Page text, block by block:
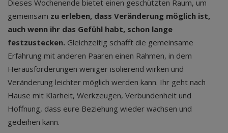
Dieses Wochenende bietet einen geschützten Raum, um
gemeinsam zu erleben, dass Veränderung möglich ist,
auch wenn ihr das Gefühl habt, schon lange
festzustecken. Gleichzeitig schafft die gemeinsame
Erfahrung mit anderen Paaren einen Rahmen, in dem
Herausforderungen weniger isolierend wirken und
Veränderung leichter möglich werden kann. Ihr geht nach
Hause mit Klarheit, Werkzeugen, Verbundenheit und
Hoffnung, dass eure Beziehung wieder wachsen und
gedeihen kann.